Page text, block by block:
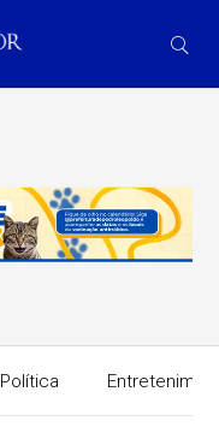
Política